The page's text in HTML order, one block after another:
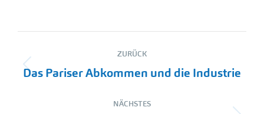
Kommentarnavigation
ZURÜCK
Vorheriger
Das Pariser Abkommen und die Industrie
NÄCHSTES